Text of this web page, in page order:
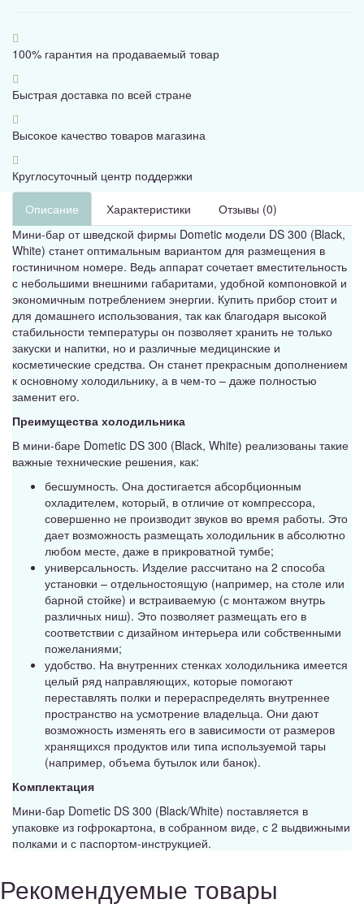
100% гарантия на продаваемый товар
Быстрая доставка по всей стране
Высокое качество товаров магазина
Круглосуточный центр поддержки
Описание Характеристики
Отзывы (0)
Мини-бар от шведской фирмы Dometic модели DS 300 (Black,
White) станет оптимальным вариантом для размещения в
гостиничном номере. Ведь аппарат сочетает вместительность
с небольшими внешними габаритами, удобной компоновкой и
экономичным потреблением энергии. Купить прибор стоит и
для домашнего использования, так как благодаря высокой
стабильности температуры он позволяет хранить не только
закуски и напитки, но и различные медицинские и
косметические средства. Он станет прекрасным дополнением
к основному холодильнику, а в чем-то – даже полностью
заменит его.
Преимущества холодильника
В мини-баре Dometic DS 300 (Black, White) реализованы такие
важные технические решения, как:
бесшумность. Она достигается абсорбционным
охладителем, который, в отличие от компрессора,
совершенно не производит звуков во время работы. Это
дает возможность размещать холодильник в абсолютно
любом месте, даже в прикроватной тумбе;
универсальность. Изделие рассчитано на 2 способа
установки – отдельностоящую (например, на столе или
барной стойке) и встраиваемую (с монтажом внутрь
различных ниш). Это позволяет размещать его в
соответствии с дизайном интерьера или собственными
пожеланиями;
удобство. На внутренних стенках холодильника имеется
целый ряд направляющих, которые помогают
переставлять полки и перераспределять внутреннее
пространство на усмотрение владельца. Они дают
возможность изменять его в зависимости от размеров
хранящихся продуктов или типа используемой тары
(например, объема бутылок или банок).
Комплектация
Мини-бар Dometic DS 300 (Black/White) поставляется в
упаковке из гофрокартона, в собранном виде, с 2 выдвижными
полками и с паспортом-инструкцией.
Рекомендуемые товары